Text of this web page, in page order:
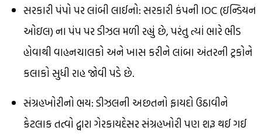
સરકારી પંપો પર લાંબી લાઈનો: સરકારી કંપની IOC (ઇન્ડિયન
ઓઇલ) ના પંપ પર ડીઝલ મળી રહ્યું છે, પરંતુ ત્યાં ભારે ભીડ
હોવાથી વાહનચાલકો અને ખાસ કરીને લાંબા અંતરની ટ્રકોને
કલાકો સુધી રાહ જોવી પડે છે.
સંગ્રહખોરીનો ભય: ડીઝલની અછતનો ફાયદો ઉઠાવીને
કેટલાક તત્વો દ્વારા ગેરકાયદેસર સંગ્રહખોરી પણ શરૂ થઈ ગઈ